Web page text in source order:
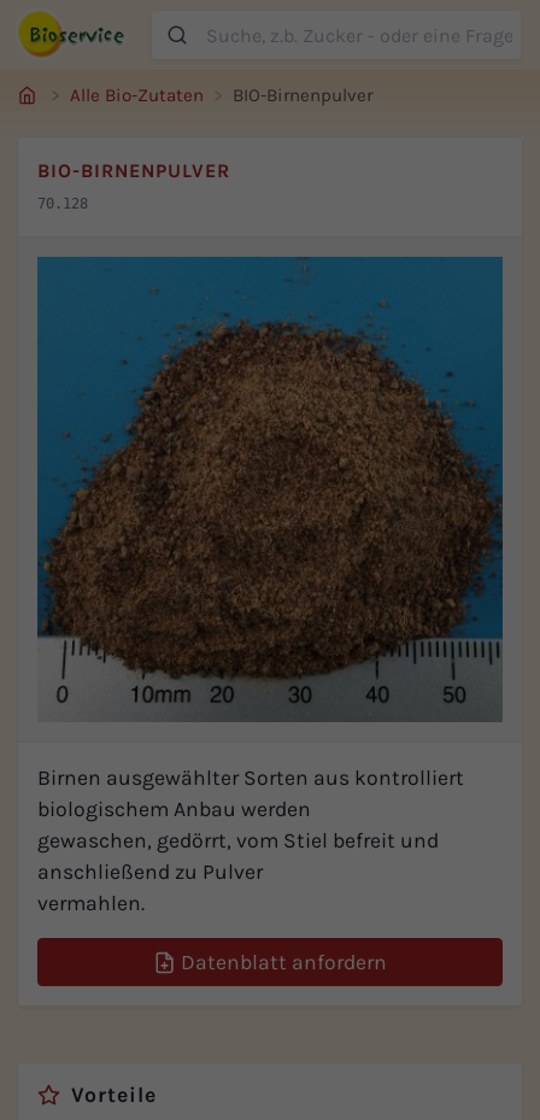
Suche
Alle Bio-Zutaten BIO-Birnenpulver
BIO-BIRNENPULVER
70.128
Birnen ausgewählter Sorten aus kontrolliert
biologischem Anbau werden
gewaschen, gedörrt, vom Stiel befreit und
anschließend zu Pulver
vermahlen.
Datenblatt anfordern
Vorteile